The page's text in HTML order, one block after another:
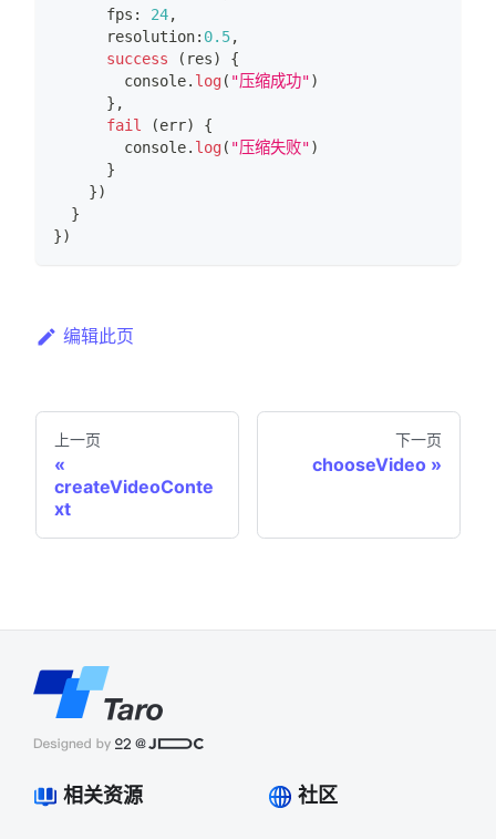
      fps
: 24,
      resolution
: 0.5,
success
( res)
{
console. log( "压缩成功")
} ,
fail
(err)
{
console. log( "压缩失败")
}
})
}
})
编辑此页
上一页
createVideoConte
xt
下一页
chooseVideo
相关资源 社区